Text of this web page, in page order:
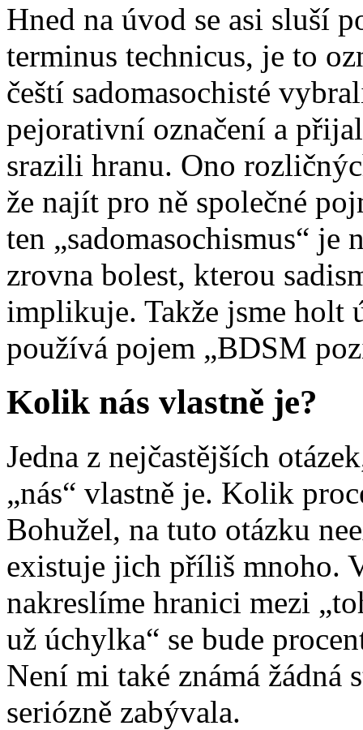
Hned na úvod se asi sluší
terminus technicus, je to
čeští sadomasochisté
pejorativní označení a
srazili hranu. Ono
že najít pro ně společné
ten „sadomasochismus“ je
zrovna bolest, kterou
implikuje. Takže jsme holt
používá pojem „BDSM
Kolik nás vlastně je?
Jedna z nejčastějších
„nás“ vlastně je. Kolik
Bohužel, na tuto otázku
existuje jich příliš mnoho.
nakreslíme hranici mezi
už úchylka“ se bude
Není mi také známá žádná
seriózně zabývala.